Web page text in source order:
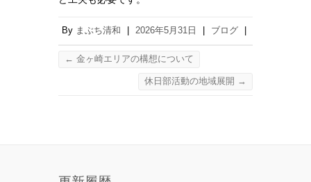
By まぶち清和 2026年5月31日 ブログ
← 金ヶ崎エリアの構想について
休日部活動の地域展開 →